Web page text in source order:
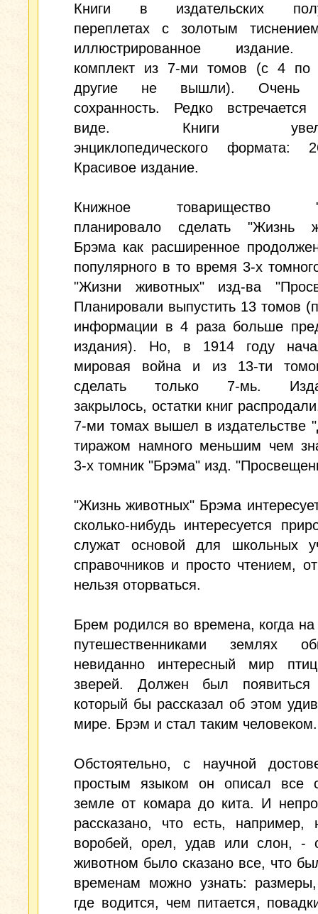
Книги в издательских
переплетах с золотым
иллюстрированное
комплект из 7-ми томов (с 4 по
другие не вышли). Очень
сохранность. Редко
виде. Книги
энциклопедического формата:
Красивое издание.
Книжное товарищество
планировало сделать "Жизнь
Брэма как расширенное
популярного в то время 3-х
"Жизни животных" изд-ва
Планировали выпустить 13 томов
информации в 4 раза больше
издания). Но, в 1914 году
мировая война и из 13-ти
сделать только 7-мь.
закрылось, остатки книг
7-ми томах вышел в издательстве
тиражом намного меньшим чем
3-х томник "Брэма" изд.
"Жизнь животных" Брэма
сколько-нибудь интересуется
служат основой для школьных
справочников и просто чтением, от
нельзя оторваться.
Брем родился во времена, когда на
путешественниками землях
невиданно интересный мир
зверей. Должен был появиться
который бы рассказал об этом
мире. Брэм и стал таким человеком.
Обстоятельно, с научной
простым языком он описал все
земле от комара до кита. И
рассказано, что есть, например,
воробей, орел, удав или слон, -
животном было сказано все, что
временам можно узнать: размеры,
где водится, чем питается,